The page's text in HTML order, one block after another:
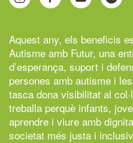
Aquest any, els beneficis
Autisme amb Futur, una
d’esperança, suport i
persones amb autisme i
tasca dona visibilitat al
treballa perquè infants,
aprendre i viure amb
societat més justa i